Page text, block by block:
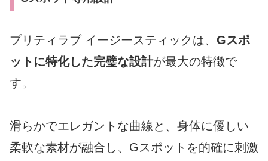
プリティラブ イージースティックは、 Gスポ
ットに特化した完璧な設計が最大の特徴で
す。
滑らかでエレガントな曲線と、身体に優しい
柔軟な素材が融合し、Gスポットを的確に刺激